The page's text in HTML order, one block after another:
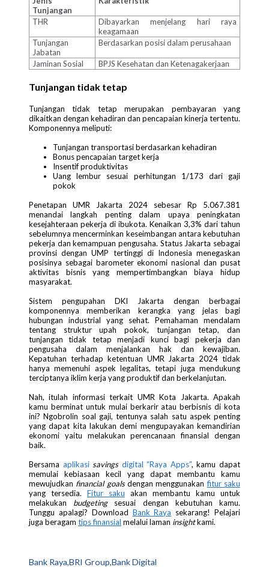
Tunjangan
THR
Dibayarkan menjelang hari raya
keagamaan
Tunjangan
Jabatan
Berdasarkan posisi dalam perusahaan
Jaminan Sosial BPJS Kesehatan dan Ketenagakerjaan
Tunjangan tidak tetap
Tunjangan tidak tetap merupakan pembayaran yang
dikaitkan dengan kehadiran dan pencapaian kinerja tertentu.
Komponennya meliputi:
Tunjangan transportasi berdasarkan kehadiran
Bonus pencapaian target kerja
Insentif produktivitas
Uang lembur sesuai perhitungan 1/173 dari gaji
pokok
Penetapan UMR Jakarta 2024 sebesar Rp 5.067.381
menandai langkah penting dalam upaya peningkatan
kesejahteraan pekerja di ibukota. Kenaikan 3,3% dari tahun
sebelumnya mencerminkan keseimbangan antara kebutuhan
pekerja dan kemampuan pengusaha. Status Jakarta sebagai
provinsi dengan UMP tertinggi di Indonesia menegaskan
posisinya sebagai barometer ekonomi nasional dan pusat
aktivitas bisnis yang mempertimbangkan biaya hidup
masyarakat.
Sistem pengupahan DKI Jakarta dengan berbagai
komponennya memberikan kerangka yang jelas bagi
hubungan industrial yang sehat. Pemahaman mendalam
tentang struktur upah pokok, tunjangan tetap, dan
tunjangan tidak tetap menjadi kunci bagi pekerja dan
pengusaha dalam menjalankan hak dan kewajiban.
Kepatuhan terhadap ketentuan UMR Jakarta 2024 tidak
hanya memenuhi aspek legalitas, tetapi juga mendukung
terciptanya iklim kerja yang produktif dan berkelanjutan.
Nah, itulah informasi terkait UMR Kota Jakarta. Apakah
kamu berminat untuk mulai berkarir atau berbisnis di kota
ini? Ngobrolin soal gaji, tentunya salah satu aspek penting
yang dapat kita lakukan demi mengupayakan kemandirian
ekonomi yaitu melakukan perencanaan finansial dengan
baik.
Bersama aplikasisavings digital “Raya Apps”, kamu dapat
memulai kebiasaan kecil yang dapat membantu kamu
mewujudkan financial goalsdengan menggunakanfitur saku
yang tersedia. Fitur saku akan membantu kamu untuk
melakukan budgetingsesuai dengan kebutuhan kamu.
Tunggu apalagi? Download Bank Raya sekarang! Pelajari
juga beragam tips finansial melalui laman insightkami.
Bank Raya,BRI Group,Bank Digital